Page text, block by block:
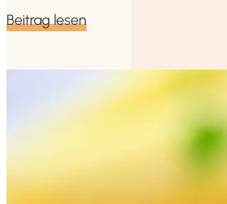
Bei­trag lesen